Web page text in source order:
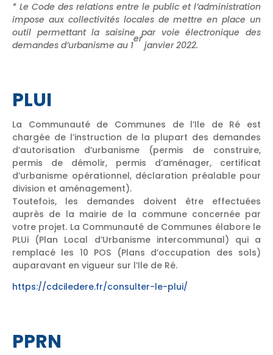
* Le Code des relations entre le public et l’administration
impose aux collectivités locales de mettre en place un
outil permettant la saisine par voie électronique des
demandes d’urbanisme au 1
er
janvier 2022.
PLUI
La Communauté de Communes de l’Ile de Ré est
chargée de l’instruction de la plupart des demandes
d’autorisation d’urbanisme (permis de construire,
permis de démolir, permis d’aménager, certificat
d’urbanisme opérationnel, déclaration préalable pour
division et aménagement).
Toutefois, les demandes doivent être effectuées
auprès de la mairie de la commune concernée par
votre projet. La Communauté de Communes élabore le
PLUi (Plan Local d’Urbanisme intercommunal) qui a
remplacé les 10 POS (Plans d’occupation des sols)
auparavant en vigueur sur l’Ile de Ré.
https://cdciledere.fr/consulter-le-plui/
PPRN